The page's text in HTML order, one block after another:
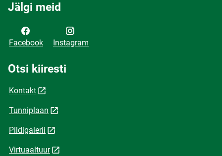
Jälgi meid
Facebook Instagram
Otsi kiiresti
Kontakt
Tunniplaan
Pildigalerii
Virtuaaltuur